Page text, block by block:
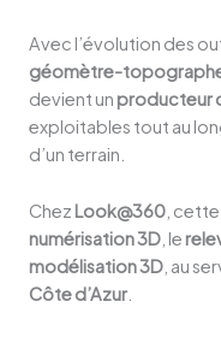
Avec l’évolution des
géomètre-
devient un producteur
exploitables tout au
d’un terrain.
Chez Look@360 ,
numérisation 3D , le
modélisation 3D , au
Côte d’Azur